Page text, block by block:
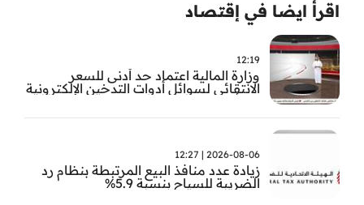
اقرأ ايضا في إقتصاد
12:19
وزارة المالية اعتماد حد أدنى للسعر
الانتقائي لسوائل أدوات التدخين الإلكترونية
2026-08-06 | 12:27
زيادة عدد منافذ البيع المرتبطة بنظام رد
الضريبة للسياح بنسبة 5.9%